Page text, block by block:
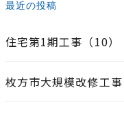
最近の投稿
住宅第1期工事（10）
枚方市大規模改修工事